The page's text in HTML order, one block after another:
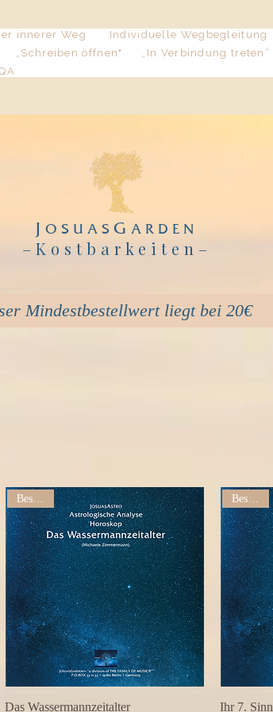
innerer Weg
Individuelle Wegbegleitung
„Schreiben öffnen"
„In Verbindung treten“
J OSUAS G ARDEN
–Kostbarkeiten –
Mindestbestellwert liegt bei 20€
Das Wassermannzeitalter
Ihr 7. Sinn